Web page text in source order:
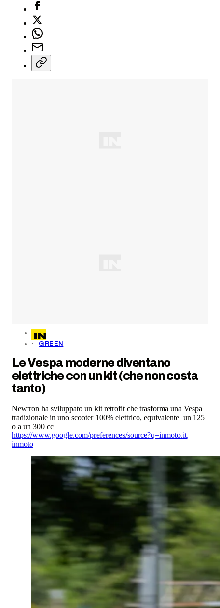
GREEN
Le Vespa moderne diventano
elettriche con un kit (che non costa
tanto)
Newtron ha sviluppato un kit retrofit che trasforma una Vespa
tradizionale in uno scooter 100% elettrico, equivalente un 125
o a un 300 cc
https://www.google.com/preferences/source?q=inmoto.it,
inmoto